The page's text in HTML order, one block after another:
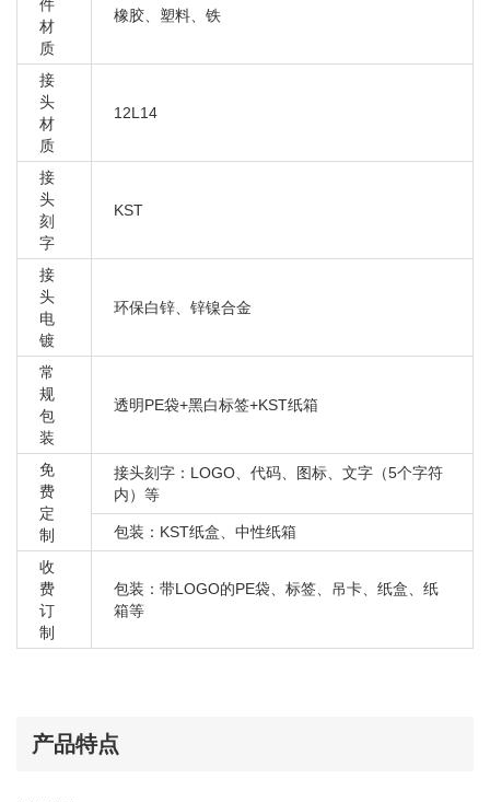
宝马 X1 18I F48
宝马 X1 20D E84
宝马 X1 20D F48
宝马 X1 20DX E84
宝马 X1 20DX F48
宝马 X1 20I E84
宝马 X1 20I F48
宝马 X1 20IX E84
宝马 X1 20IX F48
宝马 X1 23DX E84
宝马 X1 25DX E84
宝马 X1 25DX F48
宝马 X1 25IX E84
宝马 X1 25IX F48
宝马 X1 28I E84
宝马 X1 28IX E84
宝马 X1 28IX F48
宝马 X1 35IX E84
宝马 Z3 2000-2002
宝马 Z3 1996-1999
宝马 Z4 2019-2020
宝马 X4 M40IX F26
件
材
质
橡胶、塑料、铁
接
头
材
质
12L14
接
头
刻
字
KST
接
头
电
镀
环保白锌、锌镍合金
常
规
包
装
透明PE袋+黑白标签+KST纸箱
免
费
定
制
接头刻字：LOGO、代码、图标、文字（5个字符
内）等
包装：KST纸盒、中性纸箱
收
费
订
制
包装：带LOGO的PE袋、标签、吊卡、纸盒、纸
箱等
产品特点